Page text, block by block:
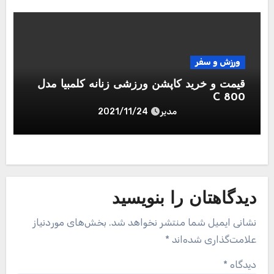
ورزش و سفر
قیمت و خرید کاپشن ورزشی زنانه کلمبیا مدل
C 800
مدیر 2021/11/24
دیدگاهتان را بنویسید
نشانی ایمیل شما منتشر نخواهد شد. بخش‌های موردنیاز
علامت‌گذاری شده‌اند *
دیدگاه *